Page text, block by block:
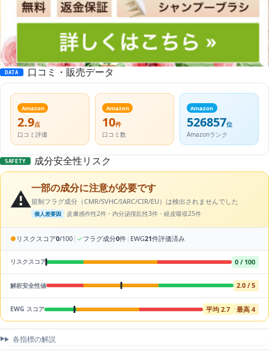
DATA 口コミ・販売データ
Amazon
2.9点
口コミ評価
Amazon
10件
口コミ数
Amazon
526857位
Amazonランク
SAFETY 成分安全性リスク
⚠️一部の成分に注意が必要です
規制フラグ成分（CMR/SVHC/IARC/CIR/EU）は検出されませんでした
個人差要因 皮膚感作性2件・内分泌撹乱性3件・経皮吸収25件
● リスクスコア0/100 | ✓フラグ成分0件 | EWG21件評価済み
リスクスコア 0 / 100
解析安全性値 2.0 / 5
EWG スコア 平均 2.7 最高 4
各指標の解説